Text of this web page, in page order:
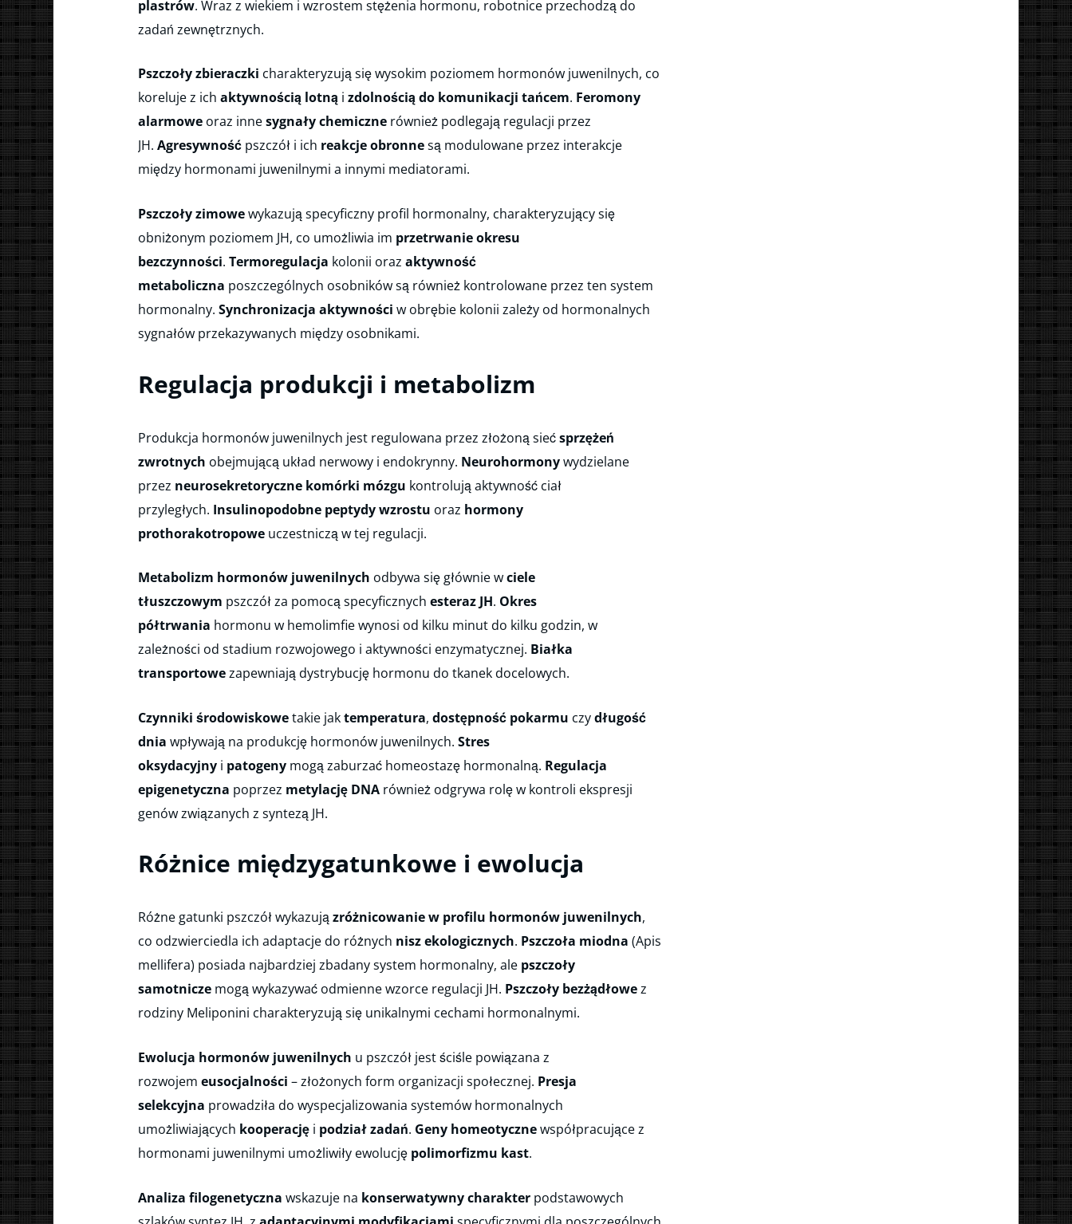
plastrów. Wraz z wiekiem i wzrostem stężenia hormonu, robotnice przechodzą do
zadań zewnętrznych.
Pszczoły zbieraczki charakteryzują się wysokim poziomem hormonów juwenilnych, co
koreluje z ich aktywnością lotnąi zdolnością do komunikacji tańcem. Feromony
alarmoweoraz innesygnały chemicznerównież podlegają regulacji przez
JH. Agresywnośćpszczół i ich reakcje obronnesą modulowane przez interakcje
między hormonami juwenilnymi a innymi mediatorami.
Pszczoły zimowewykazują specyficzny profil hormonalny, charakteryzujący się
obniżonym poziomem JH, co umożliwia im przetrwanie okresu
bezczynności. Termoregulacja kolonii oraz aktywność
metaboliczna poszczególnych osobników są również kontrolowane przez ten system
hormonalny. Synchronizacja aktywności w obrębie kolonii zależy od hormonalnych
sygnałów przekazywanych między osobnikami.
Regulacja produkcji i metabolizm
Produkcja hormonów juwenilnych jest regulowana przez złożoną siećsprzężeń
zwrotnych obejmującą układ nerwowy i endokrynny. Neurohormonywydzielane
przez neurosekretoryczne komórki mózgu kontrolują aktywność ciał
przyległych. Insulinopodobne peptydy wzrostu oraz hormony
prothorakotropoweuczestniczą w tej regulacji.
Metabolizm hormonów juwenilnych odbywa się głównie wciele
tłuszczowym pszczół za pomocą specyficznych esteraz JH. Okres
półtrwania hormonu w hemolimfie wynosi od kilku minut do kilku godzin, w
zależności od stadium rozwojowego i aktywności enzymatycznej. Białka
transportowezapewniają dystrybucję hormonu do tkanek docelowych.
Czynniki środowiskowetakie jaktemperatura, dostępność pokarmu czydługość
dnia wpływają na produkcję hormonów juwenilnych. Stres
oksydacyjnyi patogenymogą zaburzać homeostazę hormonalną. Regulacja
epigenetyczna poprzez metylację DNArównież odgrywa rolę w kontroli ekspresji
genów związanych z syntezą JH.
Różnice międzygatunkowe i ewolucja
Różne gatunki pszczół wykazujązróżnicowanie w profilu hormonów juwenilnych,
co odzwierciedla ich adaptacje do różnych nisz ekologicznych. Pszczoła miodna (Apis
mellifera) posiada najbardziej zbadany system hormonalny, ale pszczoły
samotniczemogą wykazywać odmienne wzorce regulacji JH. Pszczoły bezżądłowez
rodziny Meliponini charakteryzują się unikalnymi cechami hormonalnymi.
Ewolucja hormonów juwenilnych u pszczół jest ściśle powiązana z
rozwojem eusocjalności – złożonych form organizacji społecznej. Presja
selekcyjna prowadziła do wyspecjalizowania systemów hormonalnych
umożliwiających kooperacjęi podział zadań. Geny homeotycznewspółpracujące z
hormonami juwenilnymi umożliwiły ewolucję polimorfizmu kast.
Analiza filogenetyczna wskazuje na konserwatywny charakterpodstawowych